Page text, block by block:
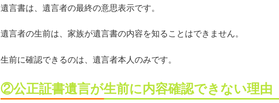
遺言書は、遺言者の最終の意思表示です。
遺言者の生前は、家族が遺言書の内容を知ることはできません。
生前に確認できるのは、遺言者本人のみです。
②公正証書遺言が生前に内容確認できない理由